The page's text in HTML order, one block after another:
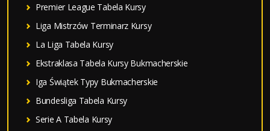
Premier League Tabela Kursy
Liga Mistrzów Terminarz Kursy
La Liga Tabela Kursy
Ekstraklasa Tabela Kursy Bukmacherskie
Iga Świątek Typy Bukmacherskie
Bundesliga Tabela Kursy
Serie A Tabela Kursy